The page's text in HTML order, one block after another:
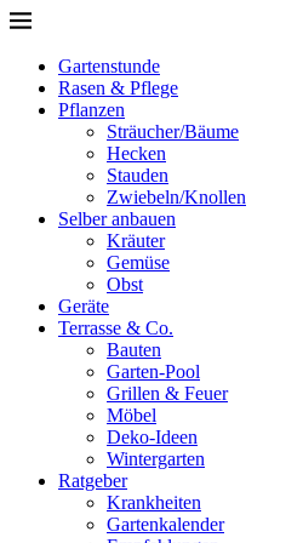
Gartenstunde
Rasen & Pflege
Pflanzen
Sträucher/Bäume
Hecken
Stauden
Zwiebeln/Knollen
Selber anbauen
Kräuter
Gemüse
Obst
Geräte
Terrasse & Co.
Bauten
Garten-Pool
Grillen & Feuer
Möbel
Deko-Ideen
Wintergarten
Ratgeber
Krankheiten
Gartenkalender